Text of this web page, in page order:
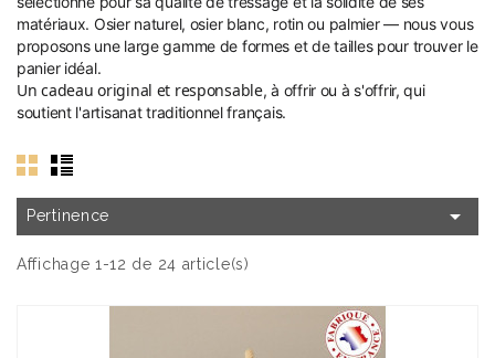
matériaux. Osier naturel, osier blanc, rotin ou palmier — nous vous
proposons une large gamme de formes et de tailles pour trouver le
panier idéal.
Un cadeau original et responsable, à offrir ou à s'offrir, qui
soutient l'artisanat traditionnel français.
Pertinence 
Affichage 1-12 de 24 article(s)